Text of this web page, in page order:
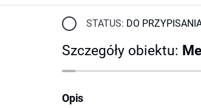
STATUS: DO
Szczegóły obiektu:
Opis